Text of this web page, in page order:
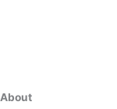
About